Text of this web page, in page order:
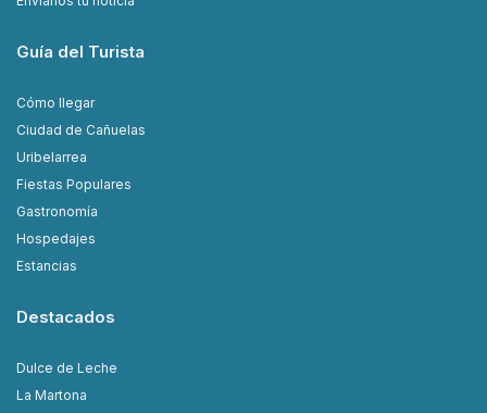
Guía del Turista
Cómo llegar
Ciudad de Cañuelas
Uribelarrea
Fiestas Populares
Gastronomía
Hospedajes
Estancias
Destacados
Dulce de Leche
La Martona